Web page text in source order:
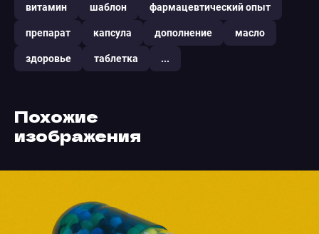
витамин шаблон фармацевтический опыт
препарат капсула дополнение масло
здоровье таблетка ...
Похожие
изображения